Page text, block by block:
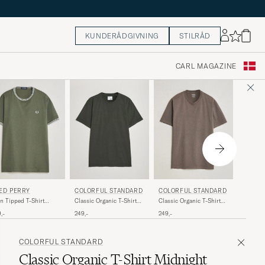
KUNDERÅDGIVNING STILRÅD
CARL MAGAZINE
PERRY
Tipped T-Shirt
COLORFUL STANDARD
Classic Organic T-Shirt
249,-
COLORFUL STANDARD
Classic Organic T-Shirt
249,-
COLORFUL STANDARD
Classic Organic T-Shirt Midnight